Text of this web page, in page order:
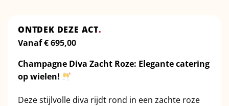
ONTDEK DEZE ACT.
Vanaf€695,00
Champagne Diva Zacht Roze: Elegante catering
op wielen!
Deze stijlvolle diva rijdt rond in een zachte roze